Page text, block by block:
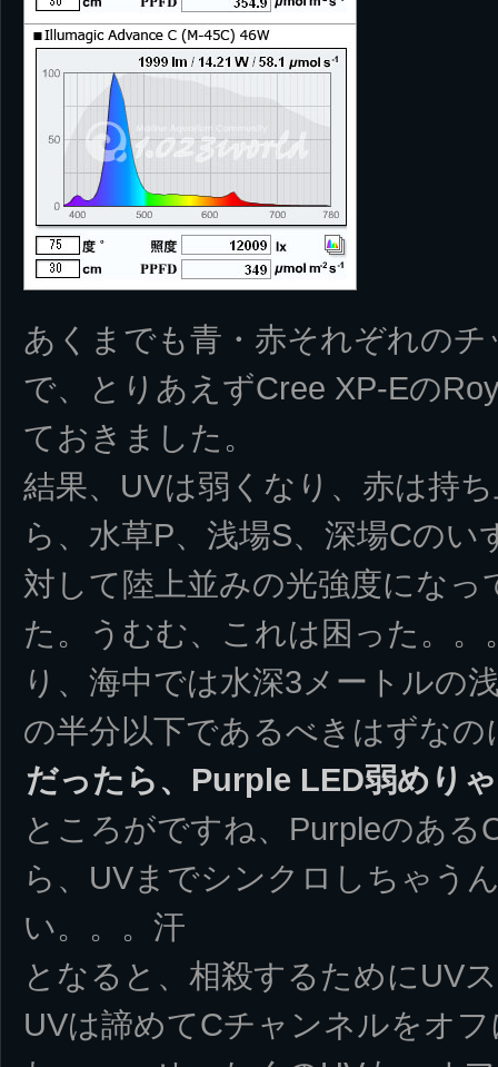
あくまでも青・赤それぞれの
で、とりあえずCree XP-Eの
ておきました。
結果、UVは弱くなり、赤は持
ら、水草P、浅場S、深場Cの
対して陸上並みの光強度にな
た。うむむ、これは困った。。
り、海中では水深3メートルの
の半分以下であるべきはずなの
だったら、Purple LED弱めり
ところがですね、Purpleのあ
ら、UVまでシンクロしちゃう
い。。。汗
となると、相殺するためにUV
UVは諦めてCチャンネルをオ